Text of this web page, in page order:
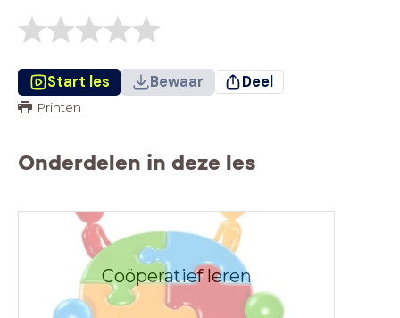
Start les Bewaar Deel
Printen
Onderdelen in deze les
Coöperatief leren